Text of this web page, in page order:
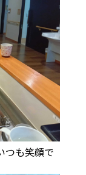
つも笑顔で